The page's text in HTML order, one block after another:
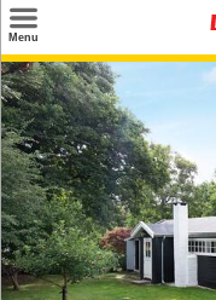
Menu
Zoeken
Inspiratie
Informatie over
Service
Kontakt